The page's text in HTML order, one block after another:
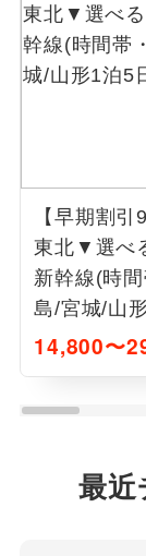
【早期割
東北▼選べ
新幹線(時
島/宮城/山
14,800〜
最近